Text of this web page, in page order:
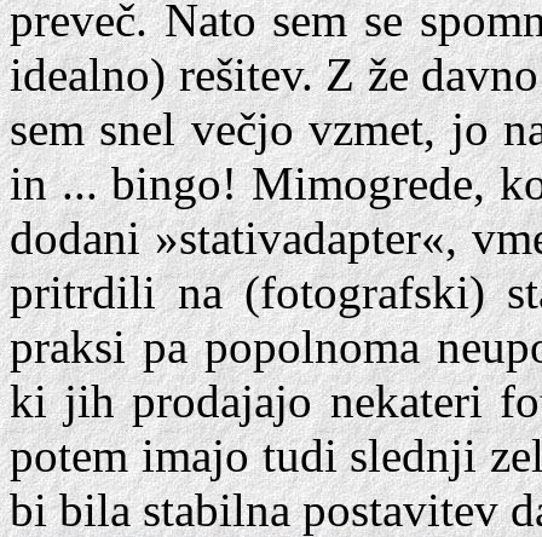
preveč. Nato sem se
idealno) rešitev. Z že
sem snel večjo vzmet, jo
in ... bingo! Mimogrede,
dodani »stativadapter«,
pritrdili na (fotografski)
praksi pa popolnoma
ki jih prodajajo nekateri
potem imajo tudi slednji
bi bila stabilna postavitev